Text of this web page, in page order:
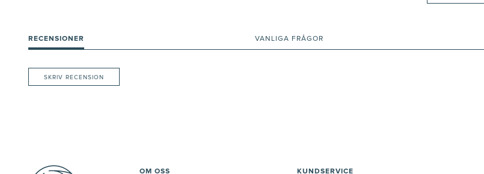
RECENSIONER VANLIGA FRÅGOR
SKRIV RECENSION
OM OSS KUNDSERVICE